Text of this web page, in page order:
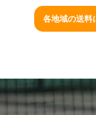
各地域の送料